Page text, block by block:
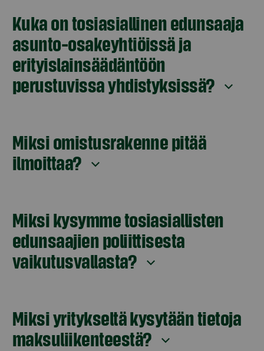
Kuka on tosiasiallinen edunsaaja
asunto-osakeyhtiöissä ja
erityislainsäädäntöön
perustuvissa yhdistyksissä?
Miksi omistusrakenne pitää
ilmoittaa?
Miksi kysymme tosiasiallisten
edunsaajien poliittisesta
vaikutusvallasta?
Miksi yritykseltä kysytään tietoja
maksuliikenteestä?